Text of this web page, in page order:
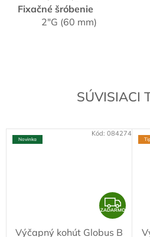
SÚVISIACI
Novinka
Z
A
ZADARMO
Výčapný kohút Globus B
Kód: 084274
Fixačné šróbenie
2"G (60 mm)